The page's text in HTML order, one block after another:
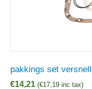
pakkings set
€14,21 (€17,19 inc tax)